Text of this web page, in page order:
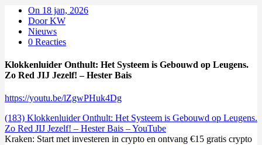
On 18 jan, 2026
Door KW
Nieuws
0 Reacties
Klokkenluider Onthult: Het Systeem is Gebouwd op Leugens.
Zo Red JIJ Jezelf! – Hester Bais
https://youtu.be/lZgwPHuk4Dg
(183) Klokkenluider Onthult: Het Systeem is Gebouwd op Leugens.
Zo Red JIJ Jezelf! – Hester Bais – YouTube
Kraken: Start met investeren in crypto en ontvang €15 gratis crypto